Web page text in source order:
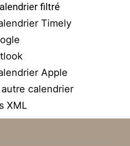
filtré
Timely
Apple
calendrier
XML